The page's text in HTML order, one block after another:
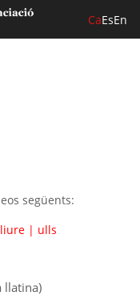
CaEsEn
següents:
| ulls
llatina)